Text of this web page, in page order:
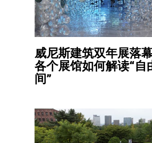
威尼斯建筑双年展落
各个展馆如何解读“自
间”